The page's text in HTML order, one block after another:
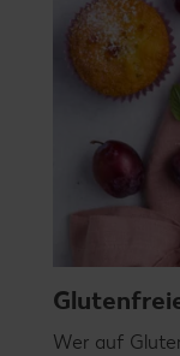
Wer auf